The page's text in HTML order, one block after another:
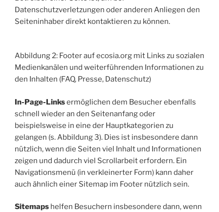
Datenschutzverletzungen oder anderen Anliegen den
Seiteninhaber direkt kontaktieren zu können.
Abbildung 2: Footer auf ecosia.org mit Links zu sozialen
Medienkanälen und weiterführenden Informationen zu
den Inhalten (FAQ, Presse, Datenschutz)
In-Page-Linksermöglichen dem Besucher ebenfalls
schnell wieder an den Seitenanfang oder
beispielsweise in eine der Hauptkategorien zu
gelangen (s. Abbildung 3). Dies ist insbesondere dann
nützlich, wenn die Seiten viel Inhalt und Informationen
zeigen und dadurch viel Scrollarbeit erfordern. Ein
Navigationsmenü (in verkleinerter Form) kann daher
auch ähnlich einer Sitemap im Footer nützlich sein.
Sitemaps helfen Besuchern insbesondere dann, wenn